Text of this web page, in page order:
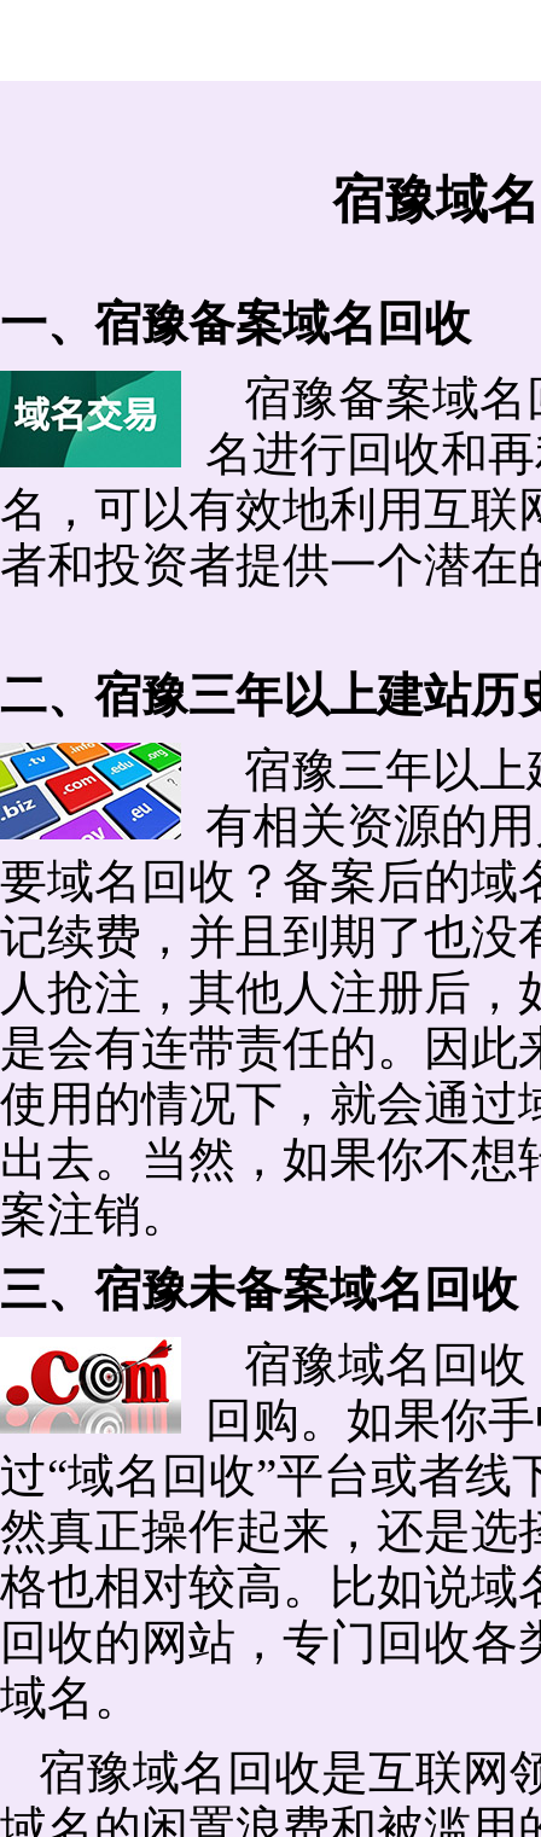
宿豫域
一、宿豫备案域名回收
宿豫备案域
名进行回收和
名，可以有效地利用互联
者和投资者提供一个潜在
二、宿豫三年以上建站历
宿豫三年以
有相关资源的
要域名回收？备案后的域
记续费，并且到期了也没
人抢注，其他人注册后
是会有连带责任的。因
使用的情况下，就会通过
出去。当然，如果你不
案注销。
三、宿豫未备案域名回收
宿豫域名回
回购。如果你
过“域名回收”平台或者
然真正操作起来，还是选
格也相对较高。比如说域
回收的网站，专门回收
域名。
宿豫域名回收是互联网